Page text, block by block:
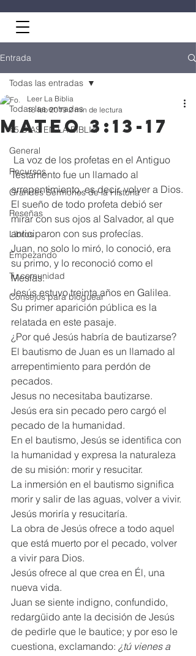
Entrada
Todas las entradas
45 DÍAS EN LA BIBLIA
General
Recursos
Grandes Sermones de la Historia
Reseñas
Libros
Empezando
Tu comunidad
Consejos para bloguear
Todas las entradas
Mateo 3:13-17
Leer La Biblia
18 feb 2019 2 min de lectura
Testamento fue un llamado al
arrepentimiento, es decir, volver a Dios.
El sueño de todo profeta debió ser
mirar con sus ojos al Salvador, al que
anticiparon con sus profecías.
Juan, no solo lo miró, lo conoció, era
su primo, y lo reconoció como el
Mesías.
Jesús estuvo treinta años en Galilea.
Su primer aparición pública es la
relatada en este pasaje.
¿Por qué Jesús habría de bautizarse?
El bautismo de Juan es un llamado al
arrepentimiento para perdón de
pecados.
Jesus no necesitaba bautizarse.
Jesús era sin pecado pero cargó el
pecado de la humanidad.
En el bautismo, Jesús se identifica con
la humanidad y expresa la naturaleza
de su misión: morir y resucitar.
La inmersión en el bautismo significa
morir y salir de las aguas, volver a vivir.
Jesús moriría y resucitaría.
La obra de Jesús ofrece a todo aquel
que está muerto por el pecado, volver
a vivir para Dios.
Jesús ofrece al que crea en Él, una
nueva vida.
Juan se siente indigno, confundido,
redargüido ante la decisión de Jesús
de pedirle que le bautice; y por eso le
cuestiona, exclamando: ¿tú vienes a